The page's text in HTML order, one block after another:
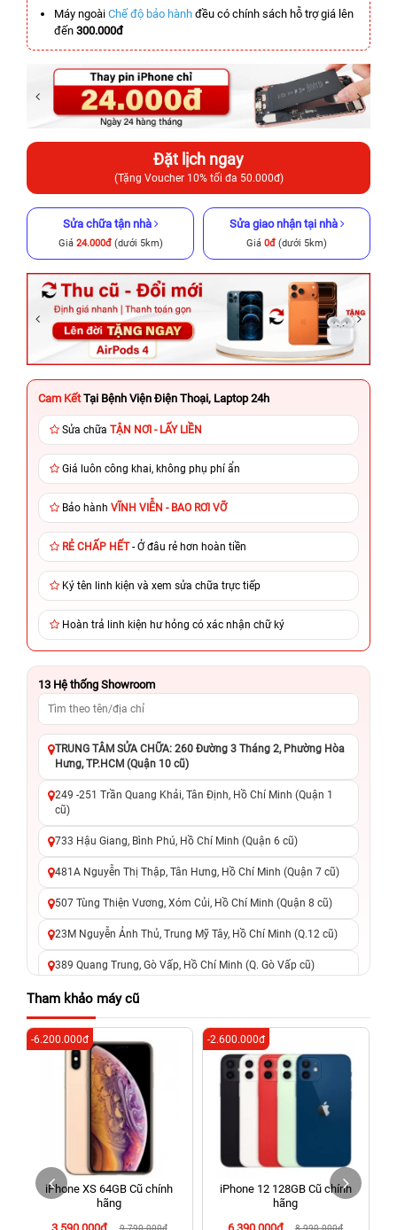
Máy ngoài Chế độ bảo hành đều có chính sách hỗ trợ giá lên
đến 300.000đ
Đặt lịch ngay
(Tặng Voucher 10% tối đa 50.000đ)
Sửa chữa tận nhà
Giá 24.000đ(dưới 5km)
Sửa giao nhận tại nhà
Giá 0đ (dưới 5km)
Cam Kết Tại Bệnh Viện Điện Thoại, Laptop 24h
Sửa chữa TẬN NƠI - LẤY LIỀN
Giá luôn công khai, không phụ phí ẩn
Bảo hành VĨNH VIỄN - BAO RƠI VỠ
RẺ CHẤP HẾT- Ở đâu rẻ hơn hoàn tiền
Ký tên linh kiện và xem sửa chữa trực tiếp
Hoàn trả linh kiện hư hỏng có xác nhận chữ ký
13 Hệ thống Showroom
TRUNG TÂM SỬA CHỮA: 260 Đường 3 Tháng 2, Phường Hòa
Hưng, TP.HCM (Quận 10 cũ)
249 -251 Trần Quang Khải, Tân Định, Hồ Chí Minh (Quận 1
cũ)
733 Hậu Giang, Bình Phú, Hồ Chí Minh (Quận 6 cũ)
481A Nguyễn Thị Thập, Tân Hưng, Hồ Chí Minh (Quận 7 cũ)
507 Tùng Thiện Vương, Xóm Củi, Hồ Chí Minh (Quận 8 cũ)
23M Nguyễn Ảnh Thủ, Trung Mỹ Tây, Hồ Chí Minh (Q.12 cũ)
389 Quang Trung, Gò Vấp, Hồ Chí Minh (Q. Gò Vấp cũ)
625 - 625A Âu Cơ, Tân Phú, Hồ Chí Minh (Quận Tân Phú cũ)
326 Lê Văn Việt, Tăng Nhơn Phú, Hồ Chí Minh (Q.9 TP. Thủ
Đức cũ)
256 Võ Văn Ngân, Thủ Đức, Hồ Chí Minh (Bình Thọ, TP. Thủ
Đức Cũ)
70 Nguyễn An Ninh, Dĩ An, Hồ Chí Minh (Bình Dương Cũ)
24h Vũng Tàu: 162A Ba Cu, Vũng Tàu, Hồ Chí Minh (TP. Vũng
Tàu cũ)
198 Hoàng Văn Thụ, Tân Sơn Nhất, Hồ Chí Minh (Tân Bình
Tham khảo máy cũ
iPhone XS 64GB Cũ chính
hãng
9.790.000đ
-6.200.000đ
iPhone 12 128GB Cũ chính
hãng
8.990.000đ
-2.600.000đ